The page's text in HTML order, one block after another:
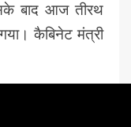
बाद आज तीरथ
कैबिनेट मंत्री